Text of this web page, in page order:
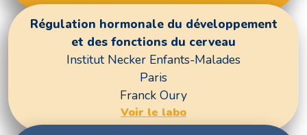
Régulation hormonale du développement
et des fonctions du cerveau
Institut Necker Enfants-Malades
Paris
Franck Oury
Voir le labo